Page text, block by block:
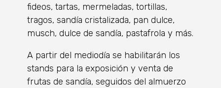
fideos, tartas, mermeladas, tortillas,
tragos, sandía cristalizada, pan dulce,
musch, dulce de sandía, pastafrola y más.
A partir del mediodía se habilitarán los
stands para la exposición y venta de
frutas de sandía, seguidos del almuerzo